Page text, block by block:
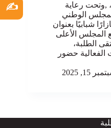
,وتحت رعاية
الوطني
شبابيًا بعنوان
المجلس الأعلى
الطلبة،
حضور
15, 2025
✍️